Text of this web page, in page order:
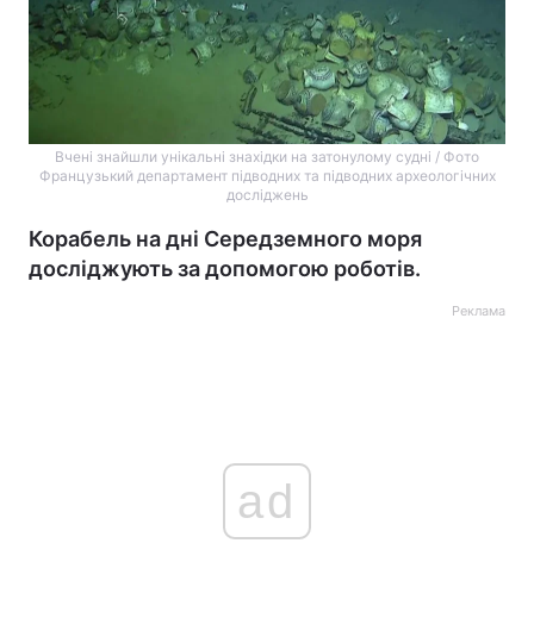
Вчені знайшли унікальні знахідки на затонулому судні / Фото
Французький департамент підводних та підводних археологічних
досліджень
Корабель на дні Середземного моря
досліджують за допомогою роботів.
Реклама
ad